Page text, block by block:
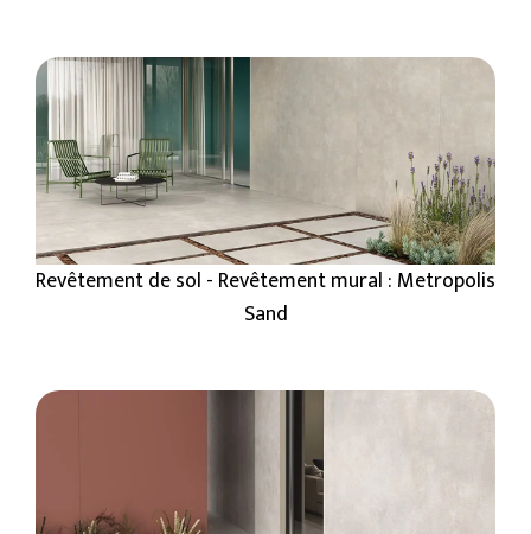
Revêtement de sol - Revêtement mural : Metropolis
Sand